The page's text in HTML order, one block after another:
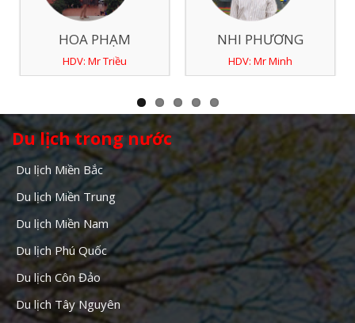
HOA PHẠM
HDV: Mr Triều
NHI PHƯƠNG
HDV: Mr Minh
Du lịch trong nước
Du lịch Miền Bắc
Du lịch Miền Trung
Du lịch Miền Nam
Du lịch Phú Quốc
Du lịch Côn Đảo
Du lịch Tây Nguyên